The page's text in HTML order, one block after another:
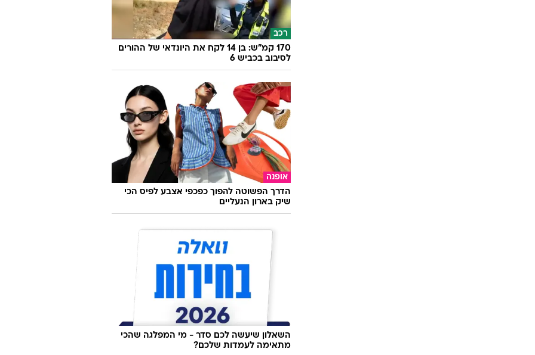
רכב
170 קמ"ש: בן 14 לקח את היונדאי של ההורים
לסיבוב בכביש 6
אופנה
הדרך הפשוטה להפוך כפכפי אצבע לפיס הכי
שיק בארון הנעליים
השאלון שיעשה לכם סדר - מי המפלגה שהכי
מתאימה לעמדות שלכם?